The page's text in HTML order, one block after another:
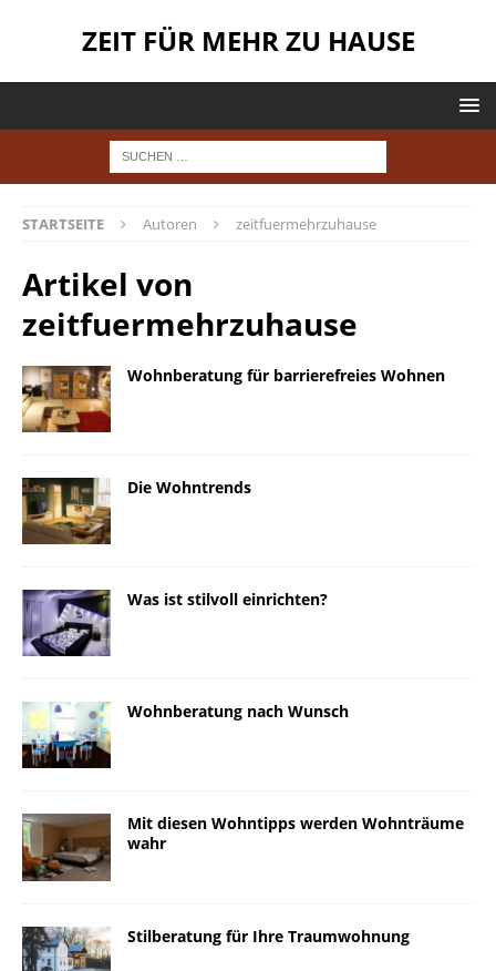
ZEIT FÜR MEHR ZU HAUSE
STARTSEITE Autoren zeitfuermehrzuhause
Artikel von
zeitfuermehrzuhause
Wohnberatung für barrierefreies Wohnen
Die Wohntrends
Was ist stilvoll einrichten?
Wohnberatung nach Wunsch
Mit diesen Wohntipps werden Wohnträume
wahr
Stilberatung für Ihre Traumwohnung